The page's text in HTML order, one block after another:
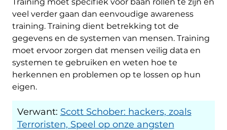
veel verder gaan dan eenvoudige awareness
training. Training dient betrekking tot de
gegevens en de systemen van mensen. Training
moet ervoor zorgen dat mensen veilig data en
systemen te gebruiken en weten hoe te
herkennen en problemen op te lossen op hun
eigen.
Verwant: Scott Schober: hackers, zoals
Terroristen, Speel op onze angsten